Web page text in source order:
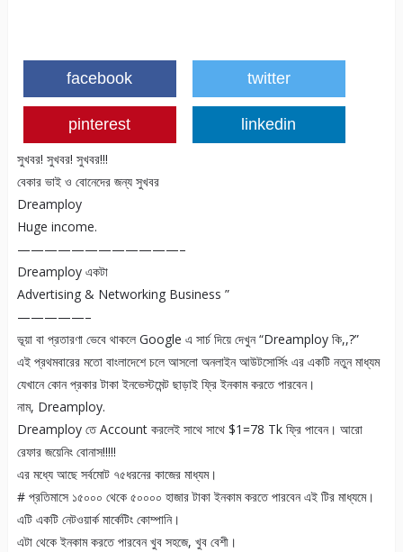
facebook twitter
pinterest linkedin
সুখবর! সুখবর! সুখবর!!!
বেকার ভাই ও বোনেদের জন্য সুখবর
Dreamploy
Huge income.
————————————–
Dreamploy একটা
Advertising & Networking Business ”
—————–
ভূয়া বা প্রতারণা ভেবে থাকলে Google এ সার্চ দিয়ে দেখুন “Dreamploy কি,,?”
এই প্রথমবারের মতো বাংলাদেশে চলে আসলো অনলাইন আউটসোর্সিং এর একটি নতুন মাধ্যম
যেখানে কোন প্রকার টাকা ইনভেস্টমেন্ট ছাড়াই ফ্রি ইনকাম করতে পারবেন।
নাম, Dreamploy.
Dreamploy তে Account করলেই সাথে সাথে $1=78 Tk ফ্রি পাবেন। আরো
রেফার জয়েনিং বোনাস!!!!!
এর মধ্যে আছে সর্বমোট ৭৫ধরনের কাজের মাধ্যম।
# প্রতিমাসে ১৫০০০ থেকে ৫০০০০ হাজার টাকা ইনকাম করতে পারবেন এই টির মাধ্যমে।
এটি একটি নেটওয়ার্ক মার্কেটিং কোম্পানি।
এটা থেকে ইনকাম করতে পারবেন খুব সহজে, খুব বেশী।